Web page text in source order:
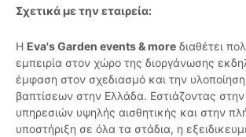
Σχετικά με την εταιρεία:
Η Eva's Garden events & more διαθέτει
εμπειρία στον χώρο της διοργάνωσης
έμφαση στον σχεδιασμό και την
βαπτίσεων στην Ελλάδα. Εστιάζοντας
υπηρεσιών υψηλής αισθητικής και στην
υποστήριξη σε όλα τα στάδια, η